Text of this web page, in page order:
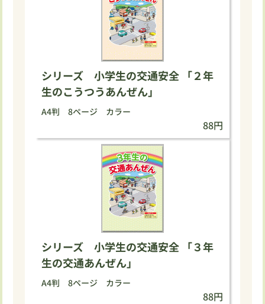
シリーズ 小学生の交通安全 「２年
生のこうつうあんぜん」
A4判 8ページ カラー
88円
シリーズ 小学生の交通安全 「３年
生の交通あんぜん」
A4判 8ページ カラー
88円